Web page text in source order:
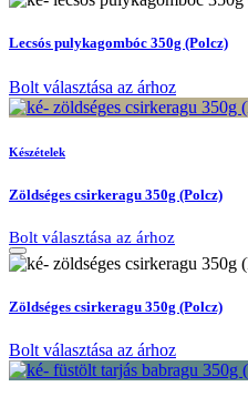
Lecsós pulykagombóc 350g (Polcz)
Bolt választása az árhoz
Készételek
Zöldséges csirkeragu 350g (Polcz)
Bolt választása az árhoz
Zöldséges csirkeragu 350g (Polcz)
Bolt választása az árhoz